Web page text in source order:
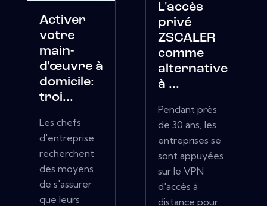
Activer
votre
main-
d'œuvre à
domicile:
troi...
Les chefs
d'entreprise
recherchent
des moyens
de s'assurer
que leurs
L'accès
privé
ZSCALER
comme
alternative
à ...
Pendant près
de 30 ans, les
entreprises se
sont appuyées
sur le VPN
d'accès à
distance pour